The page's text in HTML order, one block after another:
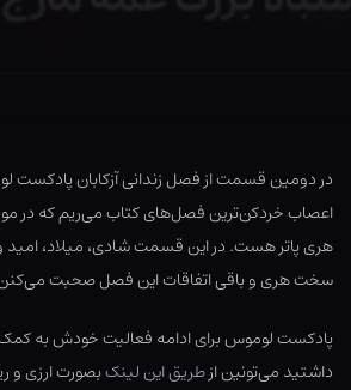
در دومین قسمت از فصل زندانی آزکابان پادکست
اعصاب خردکن‌ترین فصل‌های کتاب می‌ریم که در
هری پاتر هست. در این قسمت شادی، میلاد، امید
سخت هری و باقی اتفاقات این فصل صحبت
پادکست لوموس برای ادامه فعالیت خودش به کمک
داشتید می‌تونین ازطریق این لینکبصورت ارزی و